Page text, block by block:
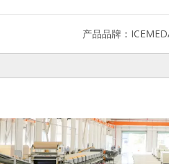
产品品牌：